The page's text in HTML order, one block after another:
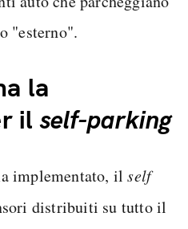
"esterno".
la
ilself-parking
implementato, il self
distribuiti su tutto il